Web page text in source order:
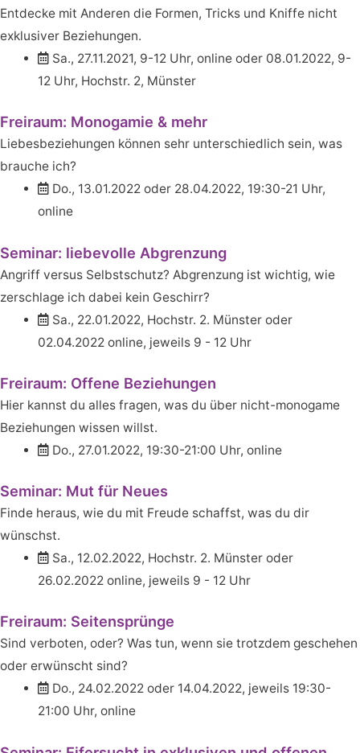
Entdecke mit Anderen die Formen, Tricks und Kniffe nicht
exklusiver Beziehungen.
Sa., 27.11.2021, 9-12 Uhr, online oder 08.01.2022, 9-
12 Uhr, Hochstr. 2, Münster
Freiraum: Monogamie & mehr
Liebesbeziehungen können sehr unterschiedlich sein, was
brauche ich?
Do., 13.01.2022 oder 28.04.2022, 19:30-21 Uhr,
online
Seminar: liebevolle Abgrenzung
Angriff versus Selbstschutz? Abgrenzung ist wichtig, wie
zerschlage ich dabei kein Geschirr?
Sa., 22.01.2022, Hochstr. 2. Münster oder
02.04.2022 online, jeweils 9 - 12 Uhr
Freiraum: Offene Beziehungen
Hier kannst du alles fragen, was du über nicht-monogame
Beziehungen wissen willst.
Do., 27.01.2022, 19:30-21:00 Uhr, online
Seminar: Mut für Neues
Finde heraus, wie du mit Freude schaffst, was du dir
wünschst.
Sa., 12.02.2022, Hochstr. 2. Münster oder
26.02.2022 online, jeweils 9 - 12 Uhr
Freiraum: Seitensprünge
Sind verboten, oder? Was tun, wenn sie trotzdem geschehen
oder erwünscht sind?
Do., 24.02.2022 oder 14.04.2022, jeweils 19:30-
21:00 Uhr, online